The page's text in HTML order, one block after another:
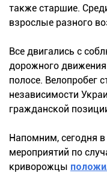
также старшие.
взрослые разного
Все двигались с
дорожного
полосе. Велопробег
независимости
гражданской
Напомним, сегодня в
мероприятий по
криворожцы